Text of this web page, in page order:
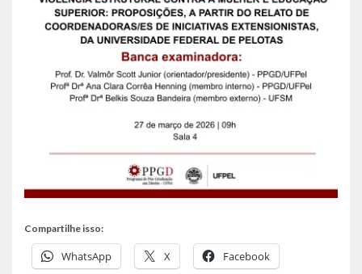
Compartilhe isso:
WhatsApp X Facebook